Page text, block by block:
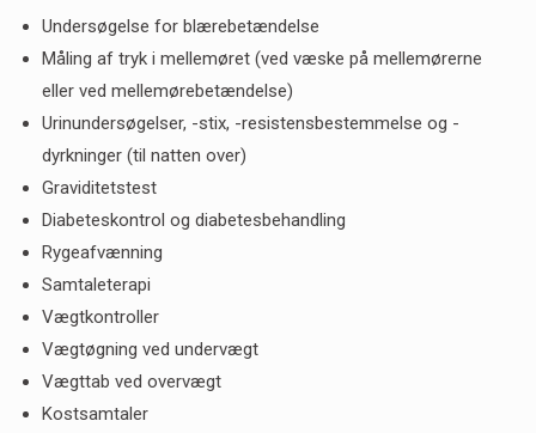
Undersøgelse for blærebetændelse
Måling af tryk i mellemøret (ved væske på mellemørerne
eller ved mellemørebetændelse)
Urinundersøgelser, -stix, -resistensbestemmelse og -
dyrkninger (til natten over)
Graviditetstest
Diabeteskontrol og diabetesbehandling
Rygeafvænning
Samtaleterapi
Vægtkontroller
Vægtøgning ved undervægt
Vægttab ved overvægt
Kostsamtaler